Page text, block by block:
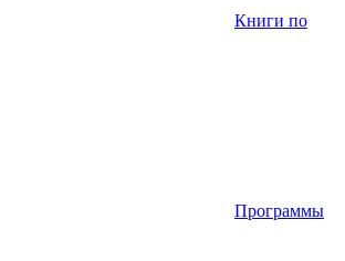
Книги по
Программы